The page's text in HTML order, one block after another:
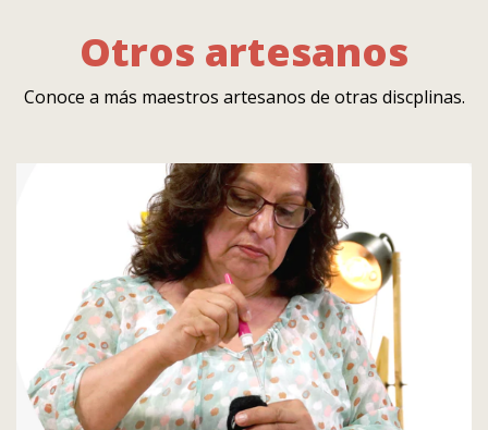
Otros artesanos
Conoce a más maestros artesanos de otras discplinas.